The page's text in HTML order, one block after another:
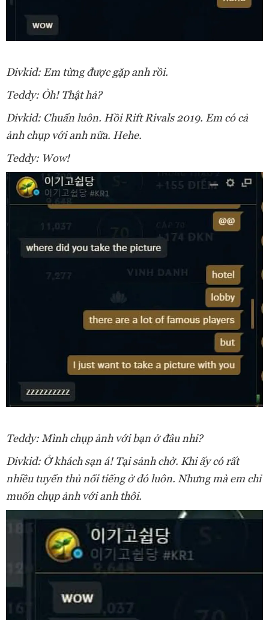
Divkid: Em từng được gặp anh rồi.
Teddy: Ỏh! Thật hả?
Divkid: Chuẩn luôn. Hồi Rift Rivals 2019. Em có cả
ảnh chụp với anh nữa. Hehe.
Teddy: Wow!
Teddy: Mình chụp ảnh với bạn ở đâu nhỉ?
Divkid: Ở khách sạn á! Tại sảnh chờ. Khi ấy có rất
nhiều tuyển thủ nổi tiếng ở đó luôn. Nhưng mà em chỉ
muốn chụp ảnh với anh thôi.